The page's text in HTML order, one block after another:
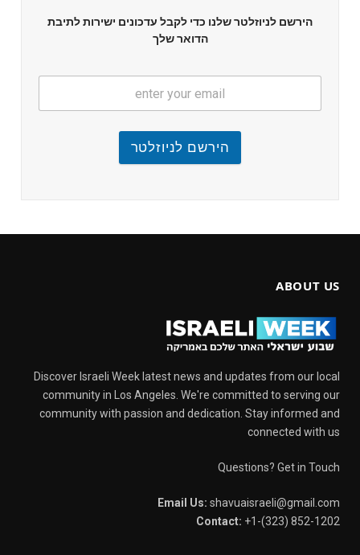
הירשם לניוזלטר שלנו כדי לקבל עדכונים ישירות לתיבת
הדואר שלך
הירשם לניוזלטר
ABOUT US
Discover Israeli Week latest news and updates from our local
community in Los Angeles. We're committed to serving our
community with passion and dedication. Stay informed and
connected with us
Questions? Get in Touch
Email Us: shavuaisraeli@gmail.com
Contact: +1-(323) 852-1202